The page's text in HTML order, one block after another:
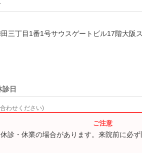
三丁目1番1号サウスゲートビル17階大阪
日
わせください)
診・休業の場合があります。来院前に必ず